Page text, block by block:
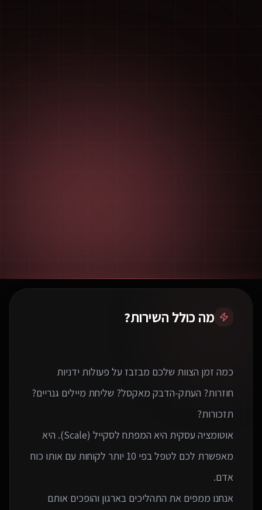
מה כולל השירות?
כמה זמן הצוות שלכם מבזבז על פעולות ידניות
חוזרות? העתק-הדבק מאקסל? שליחת מיילים גנריים?
אוטומציה עסקית היא המפתח לסקייל (Scale). היא
מאפשרת לכם לטפל בפי 10 יותר לקוחות עם אותו כוח
אנחנו ממפים את התהליכים בארגון והופכים אותם